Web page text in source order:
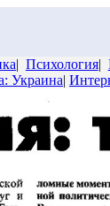
| Психология|
Украина|